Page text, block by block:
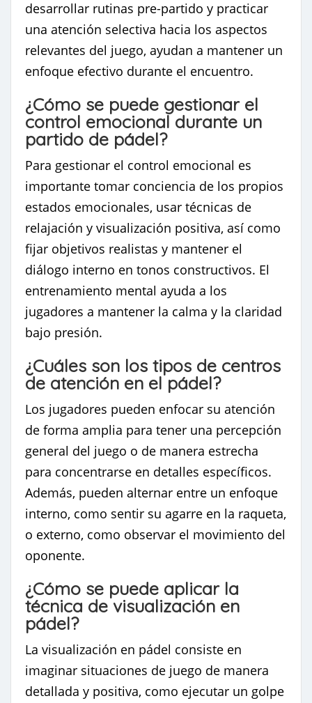
desarrollar rutinas pre-partido y practicar
una atención selectiva hacia los aspectos
relevantes del juego, ayudan a mantener un
enfoque efectivo durante el encuentro.
¿Cómo se puede gestionar el
control emocional durante un
partido de pádel?
Para gestionar el control emocional es
importante tomar conciencia de los propios
estados emocionales, usar técnicas de
relajación y visualización positiva, así como
fijar objetivos realistas y mantener el
diálogo interno en tonos constructivos. El
entrenamiento mental ayuda a los
jugadores a mantener la calma y la claridad
bajo presión.
¿Cuáles son los tipos de centros
de atención en el pádel?
Los jugadores pueden enfocar su atención
de forma amplia para tener una percepción
general del juego o de manera estrecha
para concentrarse en detalles específicos.
Además, pueden alternar entre un enfoque
interno, como sentir su agarre en la raqueta,
o externo, como observar el movimiento del
oponente.
¿Cómo se puede aplicar la
técnica de visualización en
pádel?
La visualización en pádel consiste en
imaginar situaciones de juego de manera
detallada y positiva, como ejecutar un golpe